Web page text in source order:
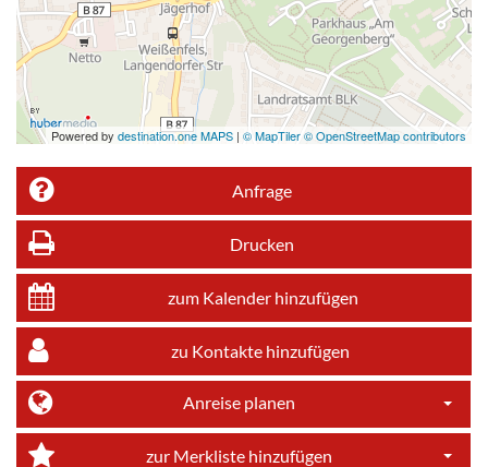
Powered by destination.one MAPS | © MapTiler © OpenStreetMap contributors
Anfrage
Drucken
zum Kalender hinzufügen
zu Kontakte hinzufügen
Anreise planen
zur Merkliste hinzufügen